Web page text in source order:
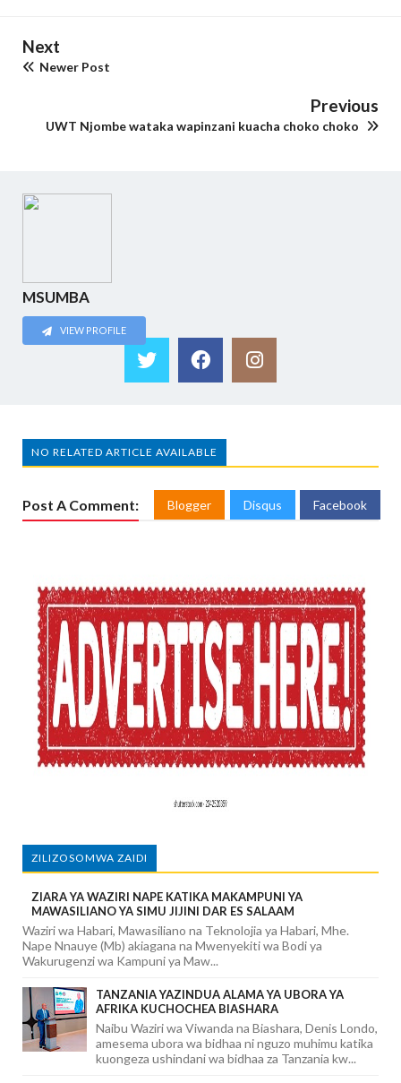
Next
Newer Post
Previous
UWT Njombe wataka wapinzani kuacha choko choko
MSUMBA
VIEW PROFILE
NO RELATED ARTICLE AVAILABLE
Post A Comment: Blogger Disqus Facebook
ZILIZOSOMWA ZAIDI
ZIARA YA WAZIRI NAPE KATIKA MAKAMPUNI YA
MAWASILIANO YA SIMU JIJINI DAR ES SALAAM
Waziri wa Habari, Mawasiliano na Teknolojia ya Habari, Mhe.
Nape Nnauye (Mb) akiagana na Mwenyekiti wa Bodi ya
Wakurugenzi wa Kampuni ya Maw...
TANZANIA YAZINDUA ALAMA YA UBORA YA
AFRIKA KUCHOCHEA BIASHARA
Naibu Waziri wa Viwanda na Biashara, Denis Londo,
amesema ubora wa bidhaa ni nguzo muhimu katika
kuongeza ushindani wa bidhaa za Tanzania kw...